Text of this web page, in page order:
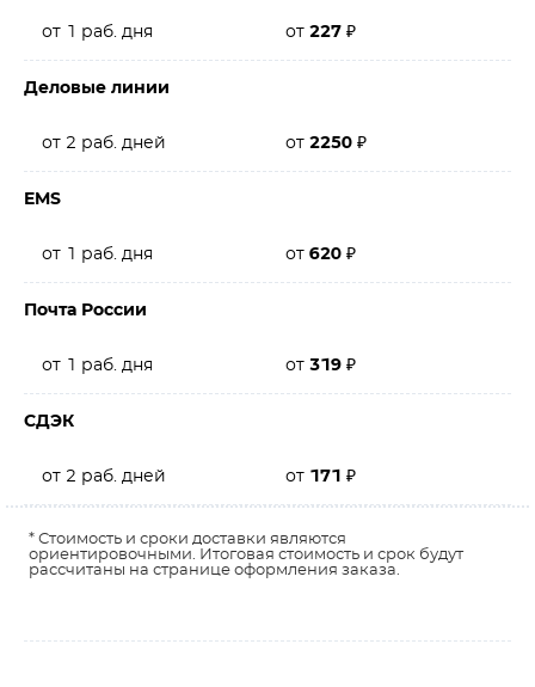
от 1 раб. дня от 227 ₽
Деловые линии
от 2 раб. дней от 2250 ₽
EMS
от 1 раб. дня от 620 ₽
Почта России
от 1 раб. дня от 319 ₽
СДЭК
от 2 раб. дней от 171 ₽
* Стоимость и сроки доставки являются
ориентировочными. Итоговая стоимость и срок будут
рассчитаны на странице оформления заказа.